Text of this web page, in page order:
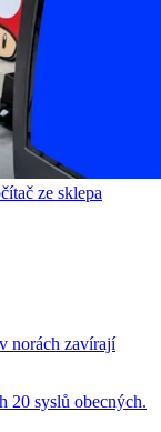
ze sklepa
norách zavírají
20 syslů obecných.